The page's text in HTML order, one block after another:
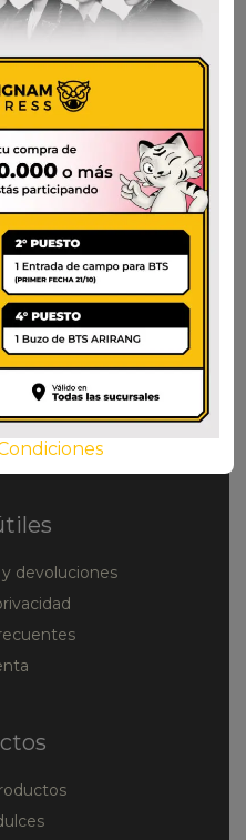
de productos
y asiáticos en
devoluciones